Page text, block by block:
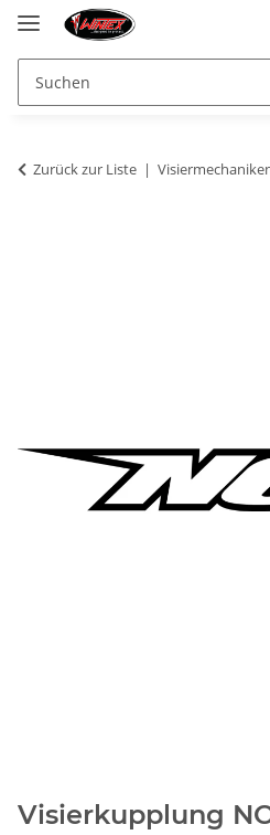
Zurück zur Liste
Visierkupplung